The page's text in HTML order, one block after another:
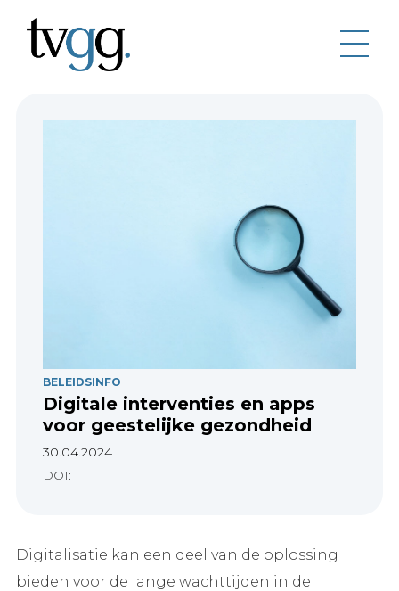
BELEIDSINFO
Digitale interventies en apps
voor geestelijke gezondheid
30.04.2024
DOI:
Digitalisatie kan een deel van de oplossing
bieden voor de lange wachttijden in de